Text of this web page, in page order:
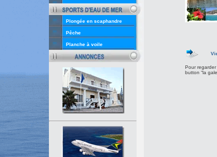
Pour
button “la
Plongée en scaphandre
Pêche
Planche à voile